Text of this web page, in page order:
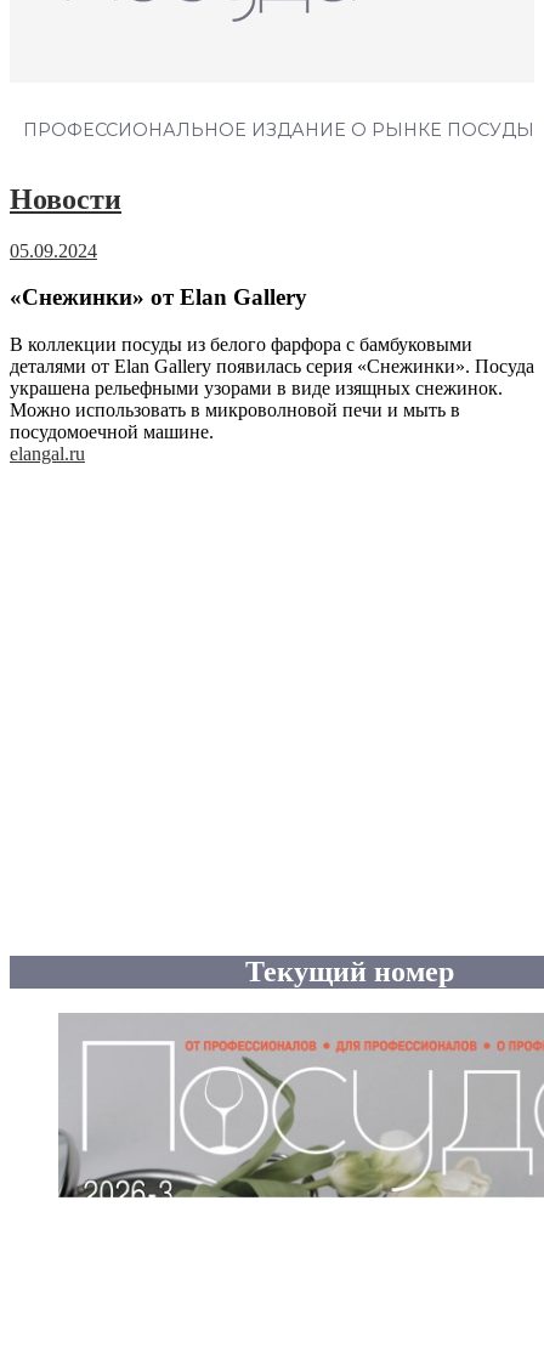
ПРОФЕССИОНАЛЬНОЕ ИЗДАНИЕ О РЫНКЕ ПОСУДЫ
Новости
05.09.2024
«Снежинки» от Elan Gallery
В коллекции посуды из белого фарфора с бамбуковыми
деталями от Elan Gallery появилась серия «Снежинки». Посуда
украшена рельефными узорами в виде изящных снежинок.
Можно использовать в микроволновой печи и мыть в
посудомоечной машине.
elangal.ru
Текущий номер